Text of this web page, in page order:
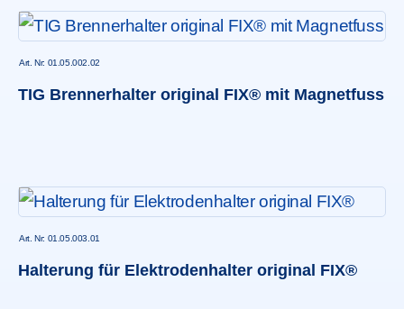
TIG Brennerhalter original FIX® mit Magnetfuss
Art. Nr: 01.05.002.02
Halterung für Elektrodenhalter original FIX®
Art. Nr: 01.05.003.01